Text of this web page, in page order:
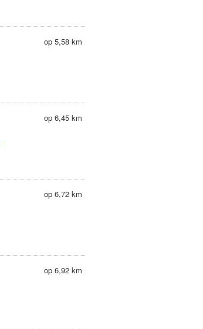
op 5,58 km
op 6,45 km
op 6,72 km
op 6,92 km